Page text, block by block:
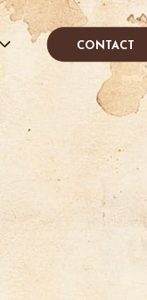
CONTACT